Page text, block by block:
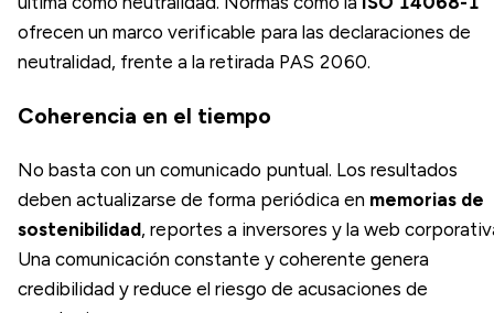
ofrecen un marco verificable para las declaraciones de
neutralidad, frente a la retirada PAS 2060.
Coherencia en el tiempo
No basta con un comunicado puntual. Los resultados
deben actualizarse de forma periódica en memorias de
sostenibilidad, reportes a inversores y la web
Una comunicación constante y coherente genera
credibilidad y reduce el riesgo de acusaciones de